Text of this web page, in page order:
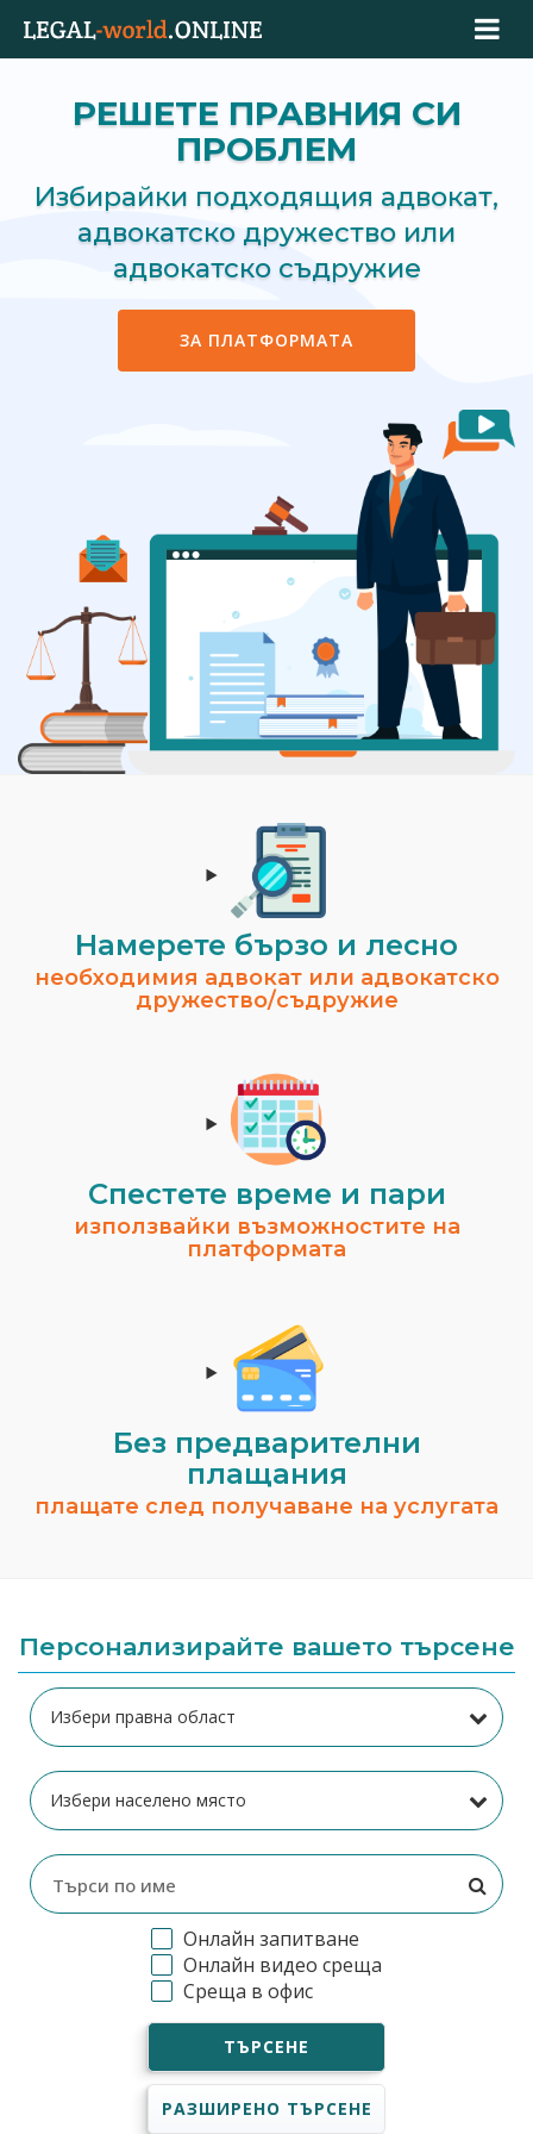
РЕШЕТЕ ПРАВНИЯ СИ
ПРОБЛЕМ
Избирайки подходящия адвокат,
адвокатско дружество или
адвокатско съдружие
ЗА ПЛАТФОРМАТА
Намерете бързо и лесно
необходимия адвокат или адвокатско
дружество/съдружие
Спестeте време и пари
използвайки възможностите на
платформата
Без предварителни
плащания
плащате след получаване на услугата
Персонализирайте вашето търсене
Онлайн запитване
Онлайн видео среща
Среща в офис
ТЪРСЕНЕ
РАЗШИРЕНО ТЪРСЕНЕ